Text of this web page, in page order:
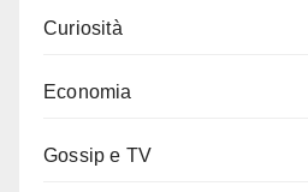
Curiosità
Economia
Gossip e TV